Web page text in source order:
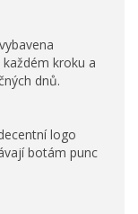
kroku a
dnů.
logo
botám punc